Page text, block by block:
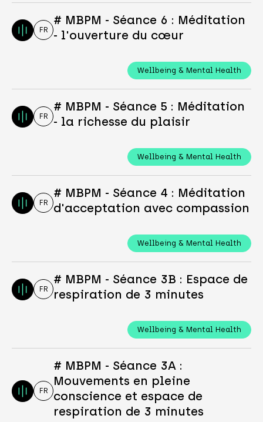
FR
# MBPM - Séance 6 : Méditation
- l'ouverture du cœur
Wellbeing & Mental Health
FR
# MBPM - Séance 5 : Méditation
- la richesse du plaisir
Wellbeing & Mental Health
FR
# MBPM - Séance 4 : Méditation
d'acceptation avec compassion
Wellbeing & Mental Health
FR
# MBPM - Séance 3B : Espace de
respiration de 3 minutes
Wellbeing & Mental Health
FR
# MBPM - Séance 3A :
Mouvements en pleine
conscience et espace de
respiration de 3 minutes